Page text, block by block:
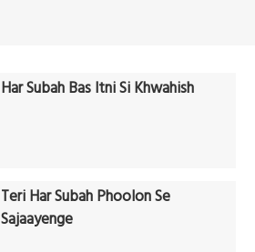
Har Subah Bas Itni Si Khwahish
Teri Har Subah Phoolon Se
Sajaayenge